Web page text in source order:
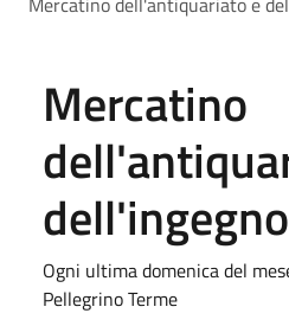
Mercatino
Ogni ultima domenica del
Pellegrino Terme